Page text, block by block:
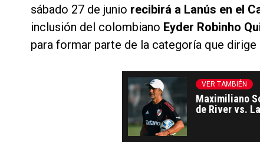
sábado 27 de junio recibirá a Lanús en el
inclusión del colombiano Eyder Robinho
para formar parte de la categoría que dirige
VER TAMBIÉN
Maximiliano
de River vs.